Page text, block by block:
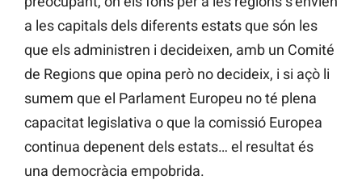
a les capitals dels diferents estats que són les
que els administren i decideixen, amb un Comité
de Regions que opina però no decideix, i si açò li
sumem que el Parlament Europeu no té plena
capacitat legislativa o que la comissió Europea
continua depenent dels estats… el resultat és
una democràcia empobrida.